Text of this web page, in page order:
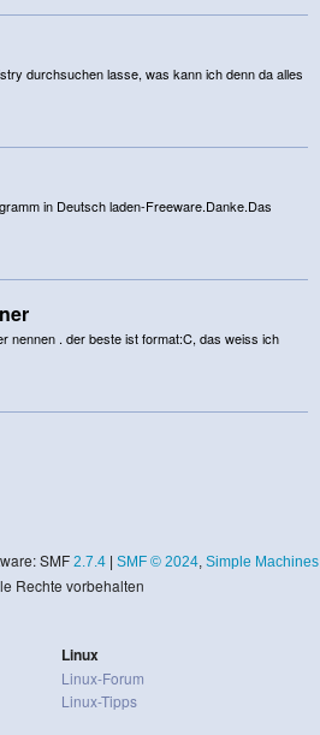
durchsuchen lasse, was kann ich denn da alles
in Deutsch laden-Freeware.Danke.Das
nennen . der beste ist format:C, das weiss ich
SMF 2.7.4| SMF © 2024, Simple Machines
Rechte vorbehalten
Linux
Linux-Forum
Linux-Tipps